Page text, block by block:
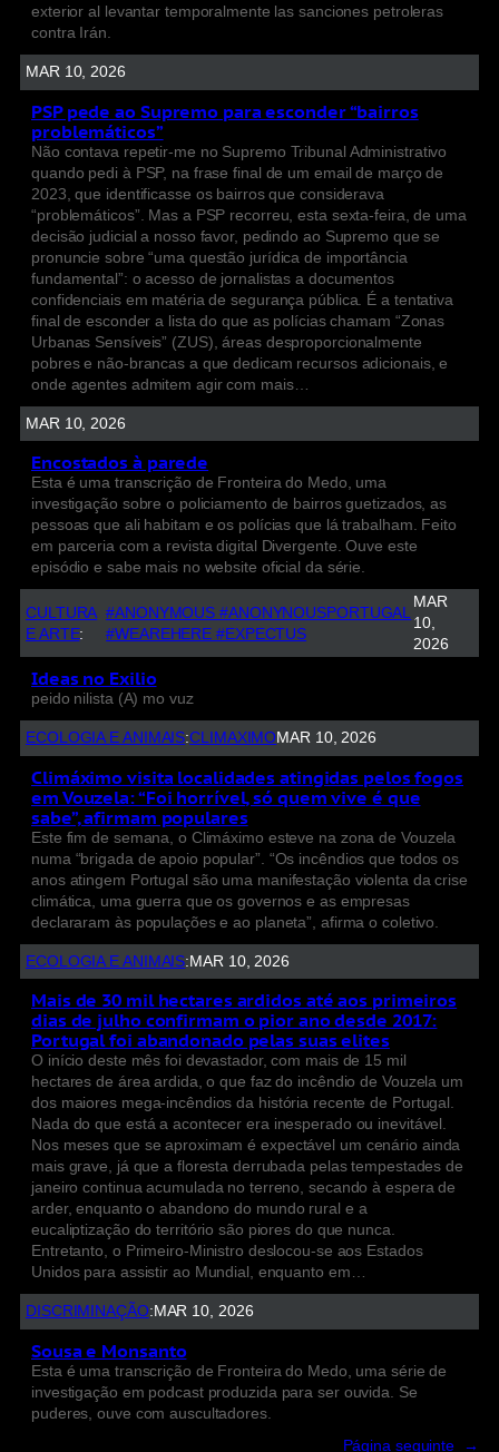
exterior al levantar temporalmente las sanciones petroleras
contra Irán.
MAR 10, 2026
PSP pede ao Supremo para esconder “bairros
problemáticos”
Não contava repetir-me no Supremo Tribunal Administrativo
quando pedi à PSP, na frase final de um email de março de
2023, que identificasse os bairros que considerava
“problemáticos”. Mas a PSP recorreu, esta sexta-feira, de uma
decisão judicial a nosso favor, pedindo ao Supremo que se
pronuncie sobre “uma questão jurídica de importância
fundamental”: o acesso de jornalistas a documentos
confidenciais em matéria de segurança pública. É a tentativa
final de esconder a lista do que as polícias chamam “Zonas
Urbanas Sensíveis” (ZUS), áreas desproporcionalmente
pobres e não-brancas a que dedicam recursos adicionais, e
onde agentes admitem agir com mais…
MAR 10, 2026
Encostados à parede
Esta é uma transcrição de Fronteira do Medo, uma
investigação sobre o policiamento de bairros guetizados, as
pessoas que ali habitam e os polícias que lá trabalham. Feito
em parceria com a revista digital Divergente. Ouve este
episódio e sabe mais no website oficial da série.
CULTURA
E ARTE:
#ANONYMOUS #ANONYNOUSPORTUGAL
#WEAREHERE #EXPECTUS
MAR
10,
2026
Ideas no Exilio
peido nilista (A) mo vuz
ECOLOGIA E ANIMAIS:CLIMAXIMOMAR 10, 2026
Climáximo visita localidades atingidas pelos fogos
em Vouzela: “Foi horrível, só quem vive é que
sabe”, afirmam populares
Este fim de semana, o Climáximo esteve na zona de Vouzela
numa “brigada de apoio popular”. “Os incêndios que todos os
anos atingem Portugal são uma manifestação violenta da crise
climática, uma guerra que os governos e as empresas
declararam às populações e ao planeta”, afirma o coletivo.
ECOLOGIA E ANIMAIS: MAR 10, 2026
Mais de 30 mil hectares ardidos até aos primeiros
dias de julho confirmam o pior ano desde 2017:
Portugal foi abandonado pelas suas elites
O início deste mês foi devastador, com mais de 15 mil
hectares de área ardida, o que faz do incêndio de Vouzela um
dos maiores mega-incêndios da história recente de Portugal.
Nada do que está a acontecer era inesperado ou inevitável.
Nos meses que se aproximam é expectável um cenário ainda
mais grave, já que a floresta derrubada pelas tempestades de
janeiro continua acumulada no terreno, secando à espera de
arder, enquanto o abandono do mundo rural e a
eucaliptização do território são piores do que nunca.
Entretanto, o Primeiro-Ministro deslocou-se aos Estados
Unidos para assistir ao Mundial, enquanto em…
DISCRIMINAÇÃO: MAR 10, 2026
Sousa e Monsanto
Esta é uma transcrição de Fronteira do Medo, uma série de
investigação em podcast produzida para ser ouvida. Se
puderes, ouve com auscultadores.
Página seguinte →